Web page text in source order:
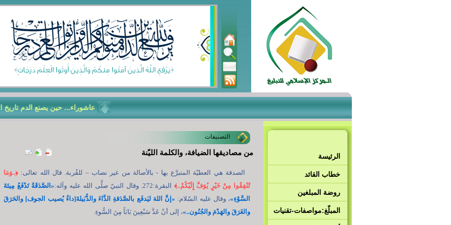
عاشوراء... حين يصنع الدم تاريخ
الرئيسة
خطاب القائد
روضة المبلغين
المبلّغ:مواصفات-تقنيات
التصنيفات
من مصاديقها الضيافة، والكلمة الليّنة
الصدقة هي العطيّة المتبرَّع بها - بالأصالة من غير نصاب – للقُربة. قال الله تعالى: ﴿..وَمَا
تُنْفِقُوا مِنْ خَيْرٍ يُوَفَّ إِلَيْكُمْ..﴾ البقرة:272. وقال النبيّ صلَّى الله عليه وآله:
«الصَّدَقَةُ تَدْفَعُ مِيتَةَ
السَّوْءِ»، وقال عليه السّلام: «إنَّ اللهَ ليَدفَع بالصَّدَقةِ الدَّاءَ والدُّبَيلةَ[داءٌ يُصيب الجوف] والحَرَقَ
والغَرَقَ والهَدْمَ والجُنُون..»، إلى أنْ عَدَّ سَبْعِينَ بَابَاً مِنَ السُّوءِ.